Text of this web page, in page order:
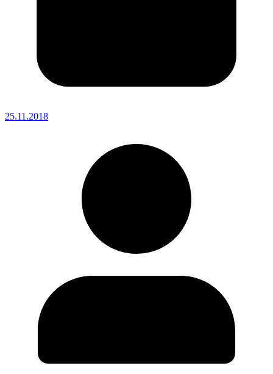
25.11.2018